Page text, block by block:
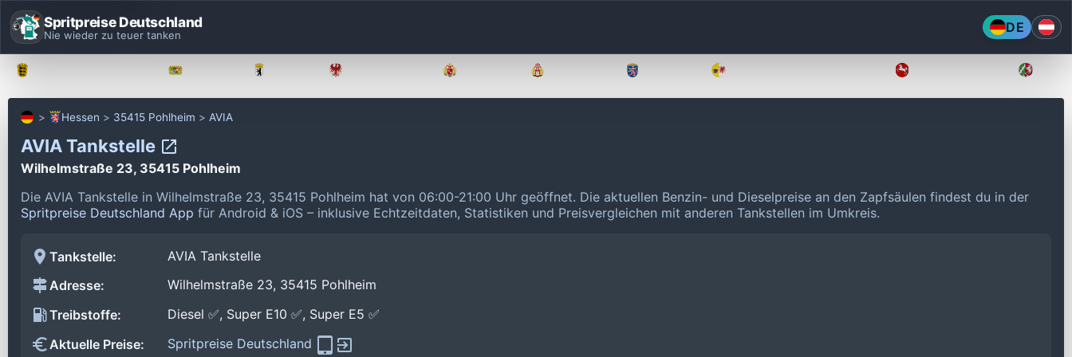
Spritpreise Deutschland
Nie wieder zu teuer tanken DE
Hessen 35415 Pohlheim AVIA
AVIA Tankstelle
Wilhelmstraße 23, 35415 Pohlheim
Die AVIA Tankstelle in Wilhelmstraße 23, 35415 Pohlheim hat von 06:00-21:00 Uhr geöffnet. Die aktuellen Benzin- und Dieselpreise an den Zapfsäulen findest du in der
Spritpreise Deutschland App für Android & iOS – inklusive Echtzeitdaten, Statistiken und Preisvergleichen mit anderen Tankstellen im Umkreis.
Tankstelle:
AVIA Tankstelle
Adresse:
Wilhelmstraße 23, 35415 Pohlheim
Treibstoffe:
Diesel ✅, Super E10 ✅, Super E5 ✅
Aktuelle Preise:
Spritpreise Deutschland